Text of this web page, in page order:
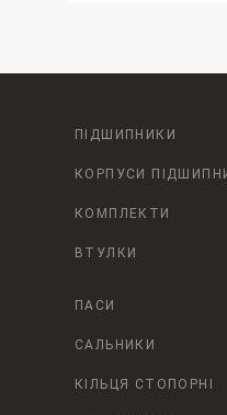
ПІДШИПНИКИ
КОРПУСИ
КОМПЛЕКТИ
ВТУЛКИ
ПАСИ
САЛЬНИКИ
КІЛЬЦЯ СТОПОРНІ